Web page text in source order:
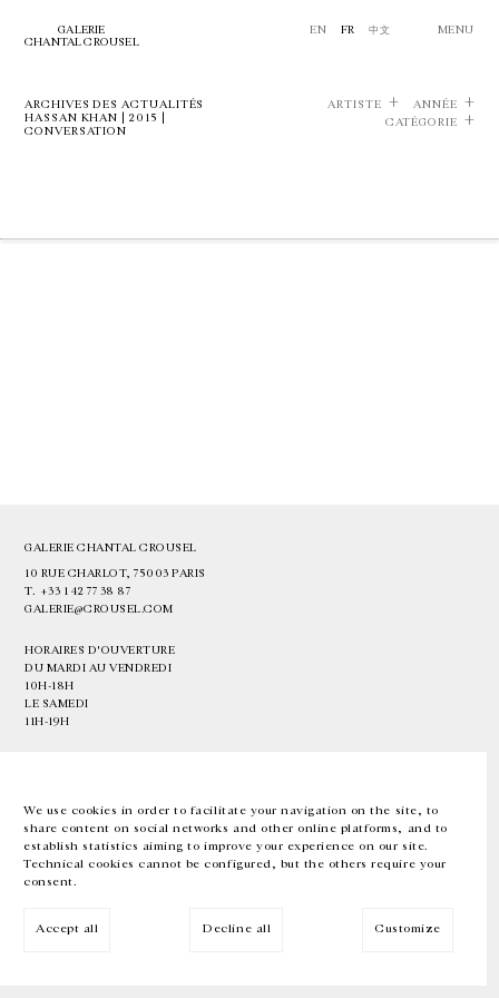
We use cookies in order to facilitate your navigation on the site, to
share content on social networks and other online platforms, and to
establish statistics aiming to improve your experience on our site.
Technical cookies cannot be configured, but the others require your
consent.
Accept all Decline all Customize
GALERIE
CHANTAL CROUSEL
EN FR 中文 MENU
ARCHIVES DES ACTUALITÉS
HASSAN KHAN | 2015 |
CONVERSATION
ARTISTE
ANNÉE
CATÉGORIE
GALERIE CHANTAL CROUSEL
10 RUE CHARLOT, 75003 PARIS
T. +33 1 42 77 38 87
GALERIE@CROUSEL.COM
HORAIRES D'OUVERTURE
DU MARDI AU VENDREDI
10H-18H
LE SAMEDI
11H-19H
EN FR 中文 Facebook Instagram
Inscrivez-vous à notre newsletter